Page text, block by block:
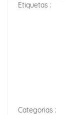
Etiquetas :
Categorias :